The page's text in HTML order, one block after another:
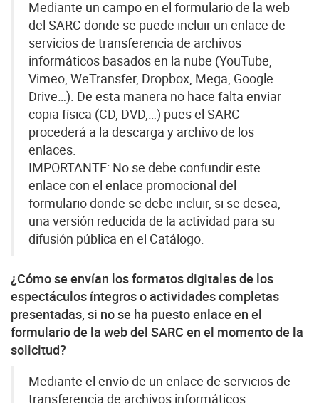
Mediante un campo en el formulario de la web
del SARC donde se puede incluir un enlace de
servicios de transferencia de archivos
informáticos basados en la nube (YouTube,
Vimeo, WeTransfer, Dropbox, Mega, Google
Drive…). De esta manera no hace falta enviar
copia física (CD, DVD,…) pues el SARC
procederá a la descarga y archivo de los
enlaces.
IMPORTANTE: No se debe confundir este
enlace con el enlace promocional del
formulario donde se debe incluir, si se desea,
una versión reducida de la actividad para su
difusión pública en el Catálogo.
¿Cómo se envían los formatos digitales de los
espectáculos íntegros o actividades completas
presentadas, si no se ha puesto enlace en el
formulario de la web del SARC en el momento de la
solicitud?
Mediante el envío de un enlace de servicios de
transferencia de archivos informáticos